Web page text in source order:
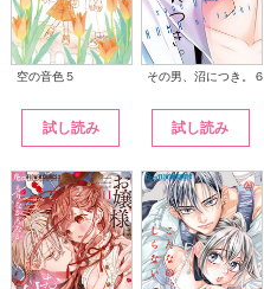
空の音色５
試し読み
その男、沼につき。６
試し読み